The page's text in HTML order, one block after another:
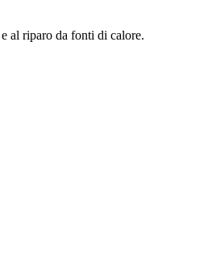
al riparo da fonti di calore.